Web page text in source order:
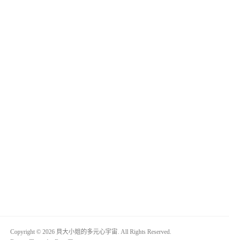
Copyright © 2026 貝大小姐的多元心宇宙. All Rights Reserved.